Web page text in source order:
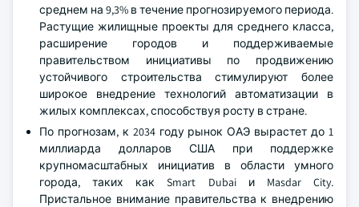
среднем на 9,3% в течение прогнозируемого периода.
Растущие жилищные проекты для среднего класса,
расширение городов и поддерживаемые
правительством инициативы по продвижению
устойчивого строительства стимулируют более
широкое внедрение технологий автоматизации в
жилых комплексах, способствуя росту в стране.
По прогнозам, к 2034 году рынок ОАЭ вырастет до 1
миллиарда долларов США при поддержке
крупномасштабных инициатив в области умного
города, таких как Smart Dubai и Masdar City.
Пристальное внимание правительства к внедрению